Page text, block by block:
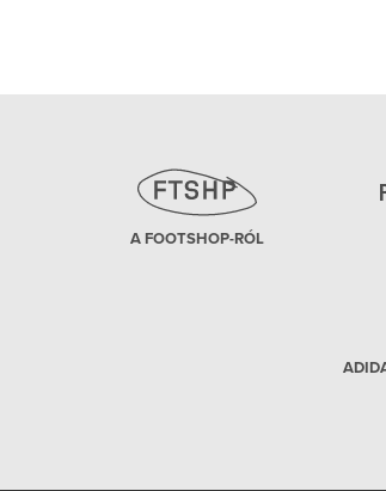
A FOOTSHOP-RÓL